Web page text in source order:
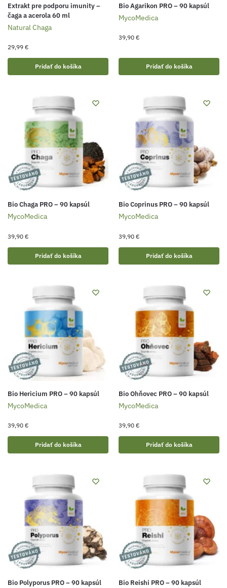
Extrakt pre podporu imunity –
čaga a acerola 60 ml
Natural Chaga
29,99 €
Pridať do košíka
Bio Agarikon PRO – 90 kapsúl
MycoMedica
39,90 €
Pridať do košíka
Bio Chaga PRO – 90 kapsúl
MycoMedica
39,90 €
Pridať do košíka
Bio Coprinus PRO – 90 kapsúl
MycoMedica
39,90 €
Pridať do košíka
Bio Hericium PRO – 90 kapsúl
MycoMedica
39,90 €
Pridať do košíka
Bio Ohňovec PRO – 90 kapsúl
MycoMedica
39,90 €
Pridať do košíka
Bio Polyporus PRO – 90 kapsúl Bio Reishi PRO – 90 kapsúl